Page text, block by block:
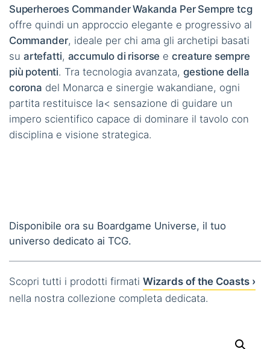
Superheroes Commander Wakanda Per Sempre tcg
offre quindi un approccio elegante e progressivo al
Commander, ideale per chi ama gli archetipi basati
su artefatti, accumulo di risorse ecreature sempre
più potenti. Tra tecnologia avanzata,gestione della
corona del Monarca e sinergie wakandiane, ogni
partita restituisce la< sensazione di guidare un
impero scientifico capace di dominare il tavolo con
disciplina e visione strategica.
Disponibile ora su Boardgame Universe, il tuo
universo dedicato ai TCG.
Scopri tutti i prodotti firmati Wizards of the Coasts ›
nella nostra collezione completa dedicata.